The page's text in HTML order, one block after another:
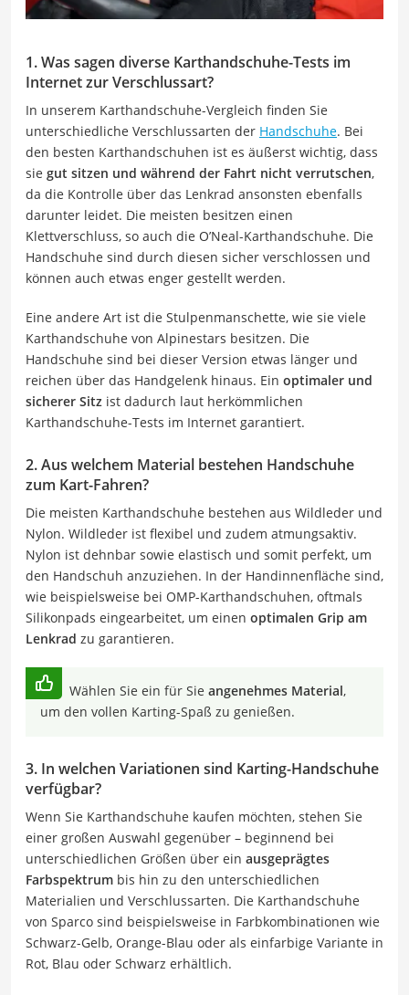
1. Was sagen diverse Karthandschuhe-Tests im
Internet zur Verschlussart?
In unserem Karthandschuhe-Vergleich finden Sie
unterschiedliche Verschlussarten der Handschuhe. Bei
den besten Karthandschuhen ist es äußerst wichtig, dass
sie gut sitzen und während der Fahrt nicht verrutschen,
da die Kontrolle über das Lenkrad ansonsten ebenfalls
darunter leidet. Die meisten besitzen einen
Klettverschluss, so auch die O’Neal-Karthandschuhe. Die
Handschuhe sind durch diesen sicher verschlossen und
können auch etwas enger gestellt werden.
Eine andere Art ist die Stulpenmanschette, wie sie viele
Karthandschuhe von Alpinestars besitzen. Die
Handschuhe sind bei dieser Version etwas länger und
reichen über das Handgelenk hinaus. Ein optimaler und
sicherer Sitz ist dadurch laut herkömmlichen
Karthandschuhe-Tests im Internet garantiert.
2. Aus welchem Material bestehen Handschuhe
zum Kart-Fahren?
Die meisten Karthandschuhe bestehen aus Wildleder und
Nylon. Wildleder ist flexibel und zudem atmungsaktiv.
Nylon ist dehnbar sowie elastisch und somit perfekt, um
den Handschuh anzuziehen. In der Handinnenfläche sind,
wie beispielsweise bei OMP-Karthandschuhen, oftmals
Silikonpads eingearbeitet, um einen optimalen Grip am
Lenkrad zu garantieren.
Wählen Sie ein für Sie angenehmes Material,
um den vollen Karting-Spaß zu genießen.
3. In welchen Variationen sind Karting-Handschuhe
verfügbar?
Wenn Sie Karthandschuhe kaufen möchten, stehen Sie
einer großen Auswahl gegenüber – beginnend bei
unterschiedlichen Größen über ein ausgeprägtes
Farbspektrum bis hin zu den unterschiedlichen
Materialien und Verschlussarten. Die Karthandschuhe
von Sparco sind beispielsweise in Farbkombinationen wie
Schwarz-Gelb, Orange-Blau oder als einfarbige Variante in
Rot, Blau oder Schwarz erhältlich.